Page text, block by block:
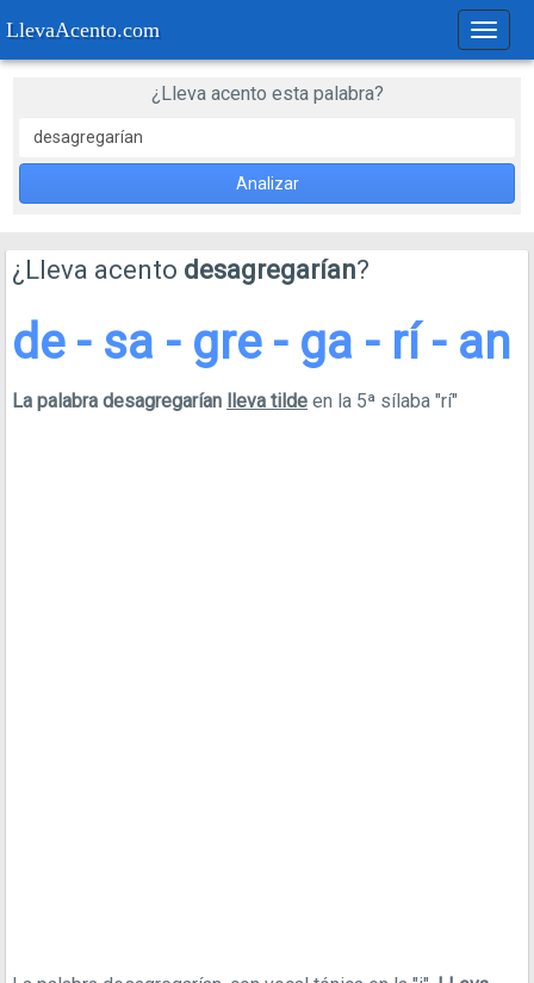
LlevaAcento.com
de
¿Lleva acento esta palabra?
Analizar
¿Lleva acento desagregarían?
de - sa - gre - ga - rí - an
La palabra desagregarían lleva tilde en la 5ª sílaba "rí"